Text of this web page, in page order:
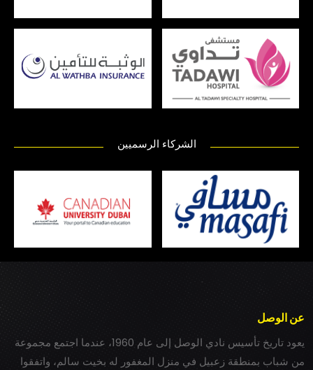
الشركاء الرسميين
عن الوصل
يعود تاريخ تأسيس نادي الوصل إلى عام 1960، عندما اجتمع مجموعة
من شباب بمنطقة زعبيل في منزل المغفور له بخيت سالم، واتفقوا